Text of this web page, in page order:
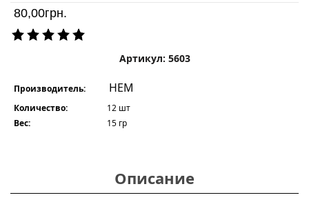
80,00грн.
Артикул: 5603
Производитель: HEM
Количество:
12 шт
Вес:
15 гр
Описание